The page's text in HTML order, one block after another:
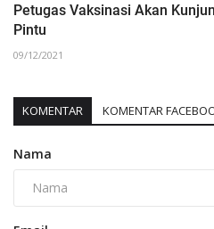
Petugas Vaksinasi Akan
Pintu
09/12/2021
KOMENTAR KOMENTAR
Nama